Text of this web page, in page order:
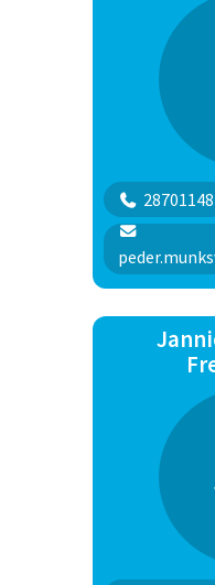
28701148